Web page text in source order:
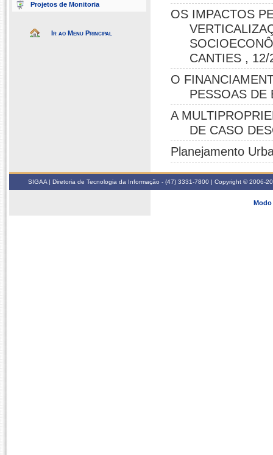
Projetos de Monitoria
Ir ao Menu Principal
OS IMPACTOS
CANTIES , 12/
O
PESSOAS DE
A
DE CASO
Planejamento
SIGAA | Diretoria de Tecnologia da Informação - (47) 3331-7800 | Copyright © 2006-
Modo